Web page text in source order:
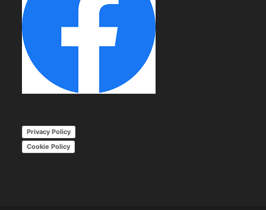
Privacy Policy
Cookie Policy